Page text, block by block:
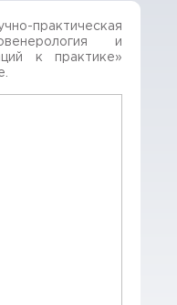
практическая
и
к практике»